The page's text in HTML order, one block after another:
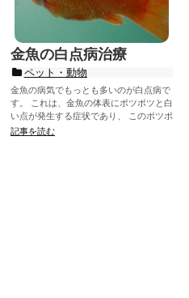
金魚の白点病治療
ペット・動物
金魚の病気でもっとも多いのが白点病で
す。 これは、金魚の体表にポツポツと白
い点が発生する症状であり、 このポツポ
ツの正体はイクチオフチリウスという
記事を読む